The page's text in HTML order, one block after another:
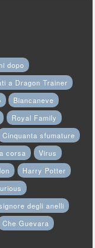
dopo
a Dragon Trainer
Biancaneve
Royal Family
Cinquanta sfumature
corsa
Virus
Harry Potter
degli anelli
Che Guevara